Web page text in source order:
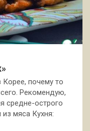
Корее, почему то
Рекомендую,
средне-острого
из мяса Кухня: